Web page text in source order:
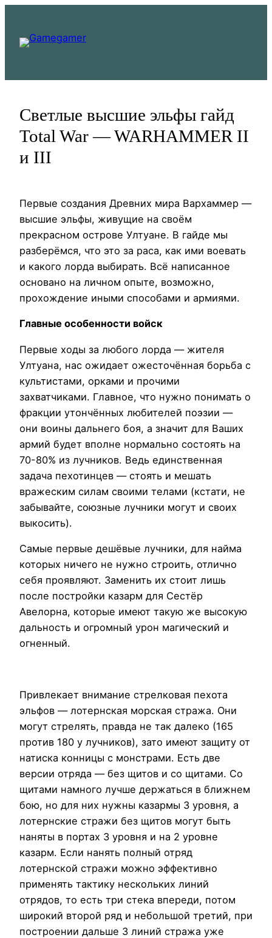
содержимому
Светлые высшие эльфы гайд
Total War — WARHAMMER II
и III
Первые создания Древних мира Вархаммер —
высшие эльфы, живущие на своём
прекрасном острове Ултуане. В гайде мы
разберёмся, что это за раса, как ими воевать
и какого лорда выбирать. Всё написанное
основано на личном опыте, возможно,
прохождение иными способами и армиями.
Главные особенности войск
Первые ходы за любого лорда — жителя
Ултуана, нас ожидает ожесточённая борьба с
культистами, орками и прочими
захватчиками. Главное, что нужно понимать о
фракции утончённых любителей поэзии —
они воины дальнего боя, а значит для Ваших
армий будет вполне нормально состоять на
70-80% из лучников. Ведь единственная
задача пехотинцев — стоять и мешать
вражеским силам своими телами (кстати, не
забывайте, союзные лучники могут и своих
выкосить).
Самые первые дешёвые лучники, для найма
которых ничего не нужно строить, отлично
себя проявляют. Заменить их стоит лишь
после постройки казарм для Сестёр
Авелорна, которые имеют такую же высокую
дальность и огромный урон магический и
огненный.
Привлекает внимание стрелковая пехота
эльфов — лотернская морская стража. Они
могут стрелять, правда не так далеко (165
против 180 у лучников), зато имеют защиту от
натиска конницы с монстрами. Есть две
версии отряда — без щитов и со щитами. Со
щитами намного лучше держаться в ближнем
бою, но для них нужны казармы 3 уровня, а
лотернские стражи без щитов могут быть
наняты в портах 3 уровня и на 2 уровне
казарм. Если нанять полный отряд
лотернской стражи можно эффективно
применять тактику нескольких линий
отрядов, то есть три стека впереди, потом
широкий второй ряд и небольшой третий, при
построении дальше 3 линий стража уже